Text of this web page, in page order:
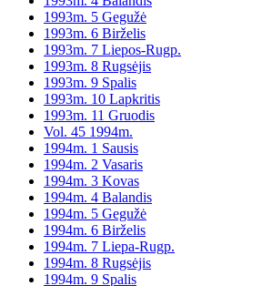
1993m. 5 Gegužė
1993m. 6 Birželis
1993m. 7 Liepos-Rugp.
1993m. 8 Rugsėjis
1993m. 9 Spalis
1993m. 10 Lapkritis
1993m. 11 Gruodis
Vol. 45 1994m.
1994m. 1 Sausis
1994m. 2 Vasaris
1994m. 3 Kovas
1994m. 4 Balandis
1994m. 5 Gegužė
1994m. 6 Birželis
1994m. 7 Liepa-Rugp.
1994m. 8 Rugsėjis
1994m. 9 Spalis